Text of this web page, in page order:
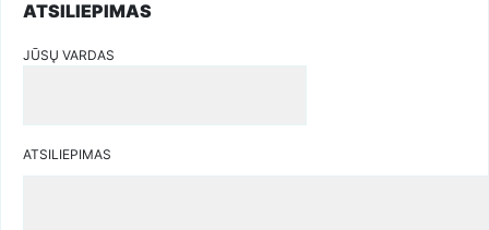
ATSILIEPIMAS
JŪSŲ VARDAS
ATSILIEPIMAS